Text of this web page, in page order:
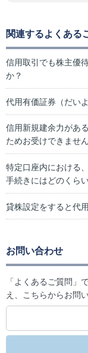
関連するよくある
信用取引でも株主優
か？
代用有価証券（だい
信用新規建余力があ
ためお受けできませ
特定口座内における
手続きにはどのくら
貸株設定をすると代
お問い合わせ
「よくあるご質問」
え、こちらからお問